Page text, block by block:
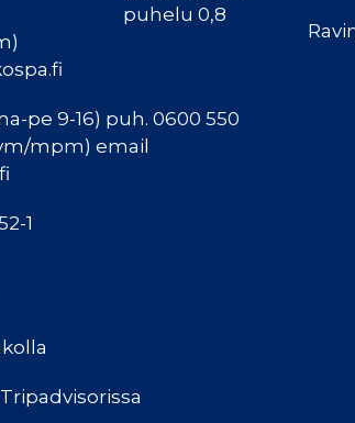
puhelu 0,8
pe 9-16) puh. 0600 550
mpm) email
1